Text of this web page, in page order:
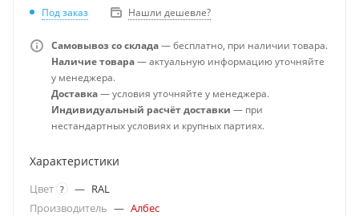
Под заказ Нашли дешевле?
Самовывоз со склада— бесплатно, при наличии товара.
Наличие товара— актуальную информацию уточняйте
у менеджера.
Доставка— условия уточняйте у менеджера.
Индивидуальный расчёт доставки — при
нестандартных условиях и крупных партиях.
Характеристики
Цвет ? — RAL
Производитель — Албес